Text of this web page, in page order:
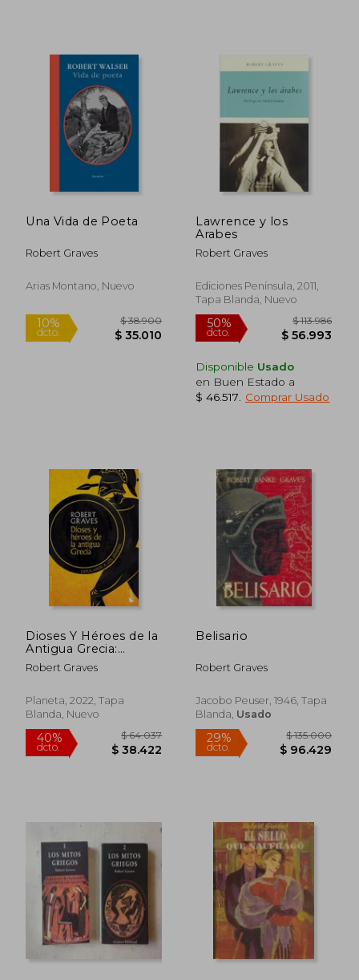
dcto. $ 42.305
29%
dcto. $
50%
dcto.
29%
dcto. $
Una Vida de Poeta
Robert Graves
Arias Montano, Nuevo
Lawrence y los
Arabes
Robert Graves
Ediciones Península, 2011,
Tapa Blanda, Nuevo
Disponible Usado
en Buen Estado a
$ 46.517
Comprar Usado
Dioses Y Héroes de la
Antigua Grecia:
Explicados a Los
Jóvenes: Explicados a
Robert Graves
Planeta, 2022, Tapa
Blanda, Nuevo
Belisario
Robert Graves
Jacobo Peuser, 1946, Tapa
Blanda, Usado